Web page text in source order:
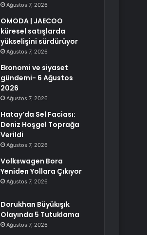
Ağustos 7, 2026
OMODA | JAECOO
küresel satışlarda
yükselişini sürdürüyor
Ağustos 7, 2026
Ekonomi ve siyaset
gündemi- 6 Ağustos
2026
Ağustos 7, 2026
Hatay’da Sel Faciası:
Deniz Hoşgel Toprağa
Verildi
Ağustos 7, 2026
Volkswagen Bora
Yeniden Yollara Çıkıyor
Ağustos 7, 2026
Dorukhan Büyükışık
Olayında 5 Tutuklama
Ağustos 7, 2026